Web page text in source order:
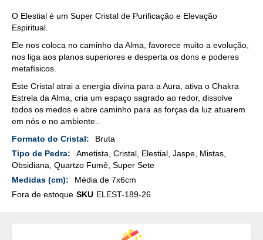
O Elestial é um Super Cristal de Purificação e Elevação
Espiritual.
Ele nos coloca no caminho da Alma, favorece muito a evolução,
nos liga aos planos superiores e desperta os dons e poderes
metafísicos.
Este Cristal atrai a energia divina para a Aura, ativa o Chakra
Estrela da Alma, cria um espaço sagrado ao redor, dissolve
todos os medos e abre caminho para as forças da luz atuarem
em nós e no ambiente..
Mais
Detalhes
Bruta
Ametista, Cristal, Elestial, Jaspe, Mistas,
Obsidiana, Quartzo Fumê, Super Sete
Média de 7x6cm
Fora de estoque SKU ELEST-189-26